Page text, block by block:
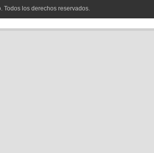
Todos los derechos reservados.